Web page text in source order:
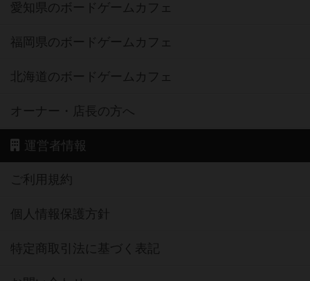
愛知県のボードゲームカフェ
福岡県のボードゲームカフェ
北海道のボードゲームカフェ
オーナー・店長の方へ
運営者情報
ご利用規約
個人情報保護方針
特定商取引法に基づく表記